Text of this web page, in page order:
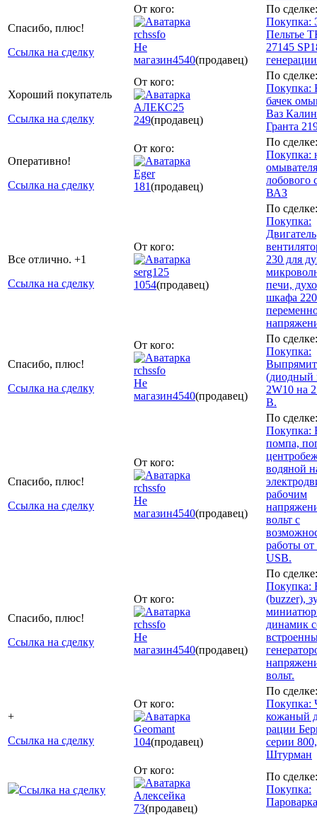
Спасибо, плюс!
Ссылка на сделку
От кого:
rchssfo
Не
магазин4540(продавец)
По сделке:
Покупка:
Пельтье
27145
Хороший покупатель
Ссылка на сделку
От кого:
АЛЕКС25
249(продавец)
По сделке:
Покупка:
бачек
Ваз
Гранта
Оперативно!
Ссылка на сделку
От кого:
Eger
181(продавец)
По сделке:
Покупка:
омывателя
лобового
ВАЗ
Все отлично. +1
Ссылка на сделку
От кого:
serg125
1054(продавец)
По сделке:
Покупка:
Двигатель
230 для
печи,
шкафа
Спасибо, плюс!
Ссылка на сделку
От кого:
rchssfo
Не
магазин4540(продавец)
По сделке:
Покупка:
(диодный
2W10 на
В.
Спасибо, плюс!
Ссылка на сделку
От кого:
rchssfo
Не
магазин4540(продавец)
По сделке:
Покупка:
помпа,
водяной
рабочим
вольт с
работы от
USB.
Спасибо, плюс!
Ссылка на сделку
От кого:
rchssfo
Не
магазин4540(продавец)
По сделке:
Покупка:
(buzzer),
динамик
вольт.
+
Ссылка на сделку
От кого:
Geomant
104(продавец)
По сделке:
Покупка:
кожаный
рации
серии 800,
Штурман
Ссылка на сделку
От кого:
Алексейка
73(продавец)
По сделке:
Покупка:
Пароварка